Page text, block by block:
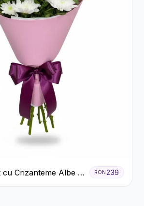
cu Crizanteme Albe și
RON 239